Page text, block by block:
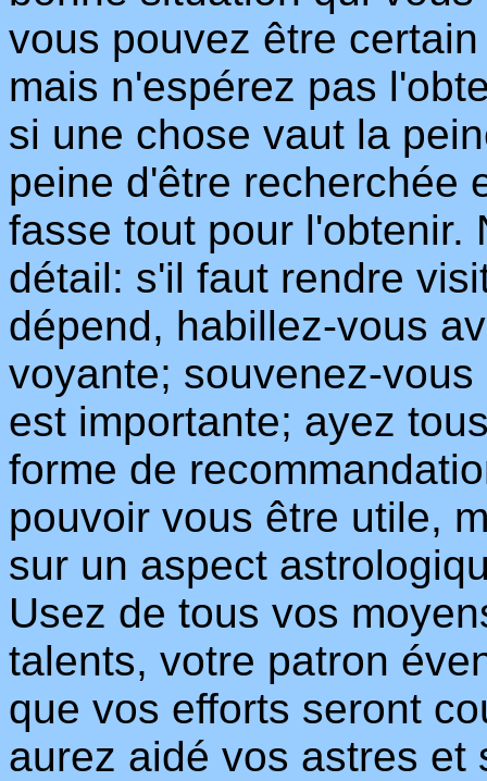
vous pouvez être
mais n'espérez pas
si une chose vaut la
peine d'être recherchée
fasse tout pour l'obtenir.
détail: s'il faut rendre
dépend, habillez-vous
voyante; souvenez-
est importante; ayez
forme de
pouvoir vous être utile,
sur un aspect
Usez de tous vos
talents, votre patron
que vos efforts seront
aurez aidé vos astres et